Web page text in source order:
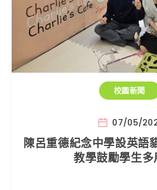
校園新聞
07/05/
陳呂重德紀念中學設英語
教學鼓勵學生多